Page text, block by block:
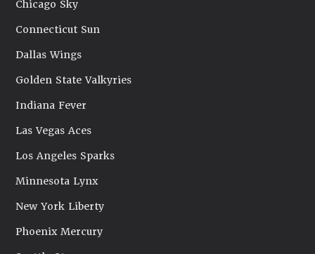
Chicago Sky
Connecticut Sun
Dallas Wings
Golden State Valkyries
Indiana Fever
Las Vegas Aces
Los Angeles Sparks
Minnesota Lynx
New York Liberty
Phoenix Mercury